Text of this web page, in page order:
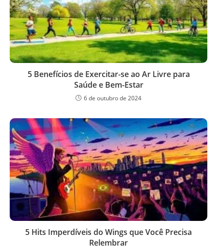
5 Benefícios de Exercitar-se ao Ar Livre para
Saúde e Bem-Estar
6 de outubro de 2024
5 Hits Imperdíveis do Wings que Você Precisa
Relembrar